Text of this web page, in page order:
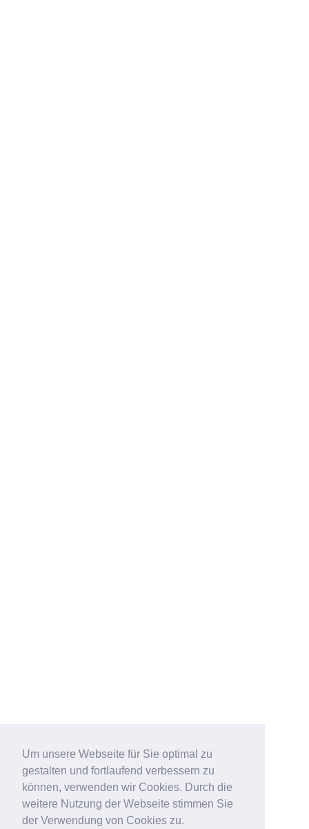
Um unsere Webseite für Sie optimal zu
gestalten und fortlaufend verbessern zu
können, verwenden wir Cookies. Durch die
weitere Nutzung der Webseite stimmen Sie
der Verwendung von Cookies zu.